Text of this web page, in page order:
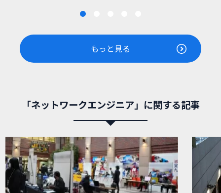
もっと見る
「ネットワークエンジニア」に関する記事